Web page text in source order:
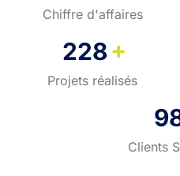
Chiffre d'affaires
228+
Projets réalisés
Clients